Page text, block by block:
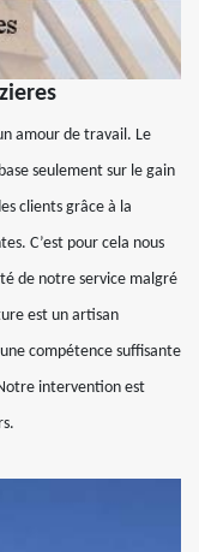
amour de travail. Le
seulement sur le gain
clients grâce à la
C’est pour cela nous
de notre service malgré
est un artisan
compétence suffisante
intervention est